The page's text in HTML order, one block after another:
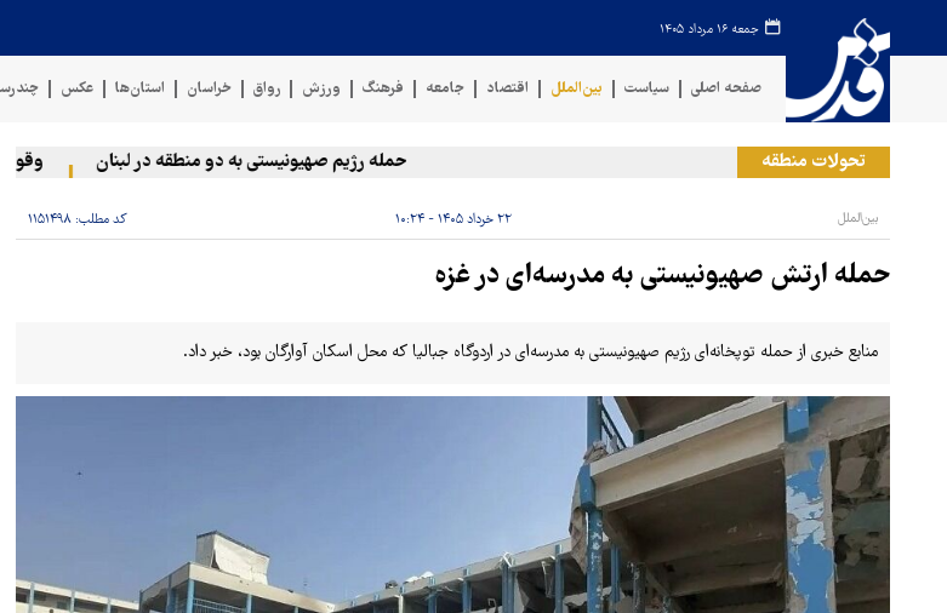
جمعه ۱۶ مرداد ۱۴۰۵
صفحه اصلی سیاست بین‌الملل اقتصاد جامعه فرهنگ ورزش رواق خراسان استان‌ها عکس
تحولات منطقه حمله رژیم صهیونیستی به دو منطقه در لبنان وقوع
بین‌الملل ۲۲ خرداد ۱۴۰۵ - ۱۰:۲۴ کد مطلب: ۱۱۵۱۴۹۸
حمله ارتش صهیونیستی به مدرسه‌ای در غزه
منابع خبری از حمله توپخانه‌ای رژیم صهیونیستی به مدرسه‌ای در اردوگاه جبالیا که محل اسکان آوارگان بود، خبر داد.